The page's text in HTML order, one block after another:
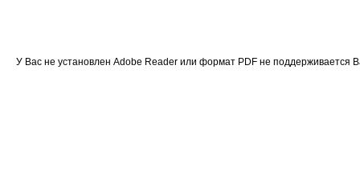
У Вас не установлен Adobe Reader или формат PDF не поддерживается